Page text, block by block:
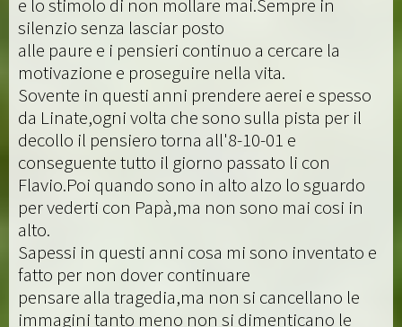
e lo stimolo di non mollare mai.Sempre in
silenzio senza lasciar posto
alle paure e i pensieri continuo a cercare la
motivazione e proseguire nella vita.
Sovente in questi anni prendere aerei e spesso
da Linate,ogni volta che sono sulla pista per il
decollo il pensiero torna all'8-10-01 e
conseguente tutto il giorno passato li con
Flavio.Poi quando sono in alto alzo lo sguardo
per vederti con Papà,ma non sono mai cosi in
alto.
Sapessi in questi anni cosa mi sono inventato e
fatto per non dover continuare
pensare alla tragedia,ma non si cancellano le
immagini tanto meno non si dimenticano le